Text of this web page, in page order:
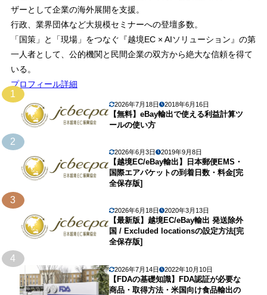
ザーとして企業の海外展開を支援。
行政、業界団体など大規模セミナーへの登壇多数。
「国策」と「現場」をつなぐ『越境EC × AIソリューション』の第
一人者として、公的機関と民間企業の双方から絶大な信頼を得て
いる。
プロフィール詳細
1
2026年7月18日 2018年6月16日
【無料】eBay輸出で使える利益計算ツ
ールの使い方
2
2026年6月3日 2019年9月8日
【越境EC/eBay輸出】日本郵便EMS・
国際エアパケットの到着日数・料金[完
全保存版]
3
2026年6月18日 2020年3月13日
【最新版】越境EC/eBay輸出 発送除外
国 / Excluded locationsの設定方法[完
全保存版]
4
2026年7月14日 2022年10月10日
【FDAの基礎知識】FDA認証が必要な
商品・取得方法・米国向け食品輸出の